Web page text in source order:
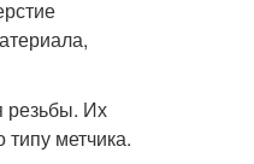
резьбы. Их
метчика.